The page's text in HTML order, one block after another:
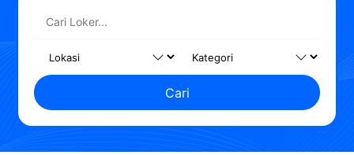
Cari